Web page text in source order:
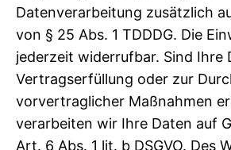
Datenverarbeitung zusätzlich
von § 25 Abs. 1 TDDDG. Die
jederzeit widerrufbar. Sind Ihre
Vertragserfüllung oder zur
vorvertraglicher Maßnahmen
verarbeiten wir Ihre Daten auf
Art. 6 Abs. 1 lit. b DSGVO. Des